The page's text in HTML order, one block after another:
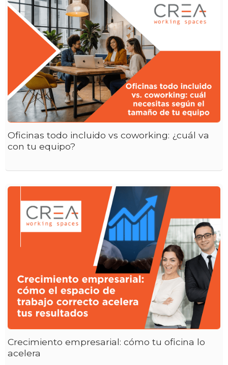
Oficinas todo incluido vs coworking: ¿cuál va
con tu equipo?
Crecimiento empresarial: cómo tu oficina lo
acelera